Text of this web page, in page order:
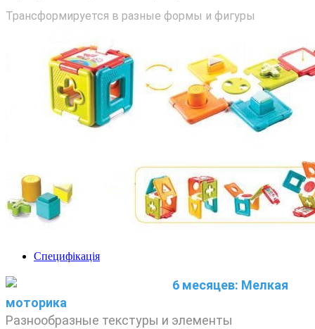
Трансформируется в разные формы и фигуры
Специфікація
6 месяцев: Мелкая
моторика
Разнообразные текстуры и элементы